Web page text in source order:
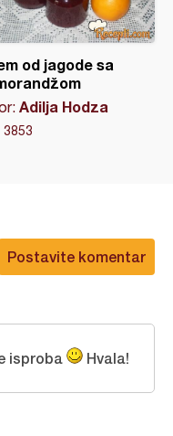
od jagode sa
Adilja Hodza
3853
Postavite komentar
isproba Hvala!